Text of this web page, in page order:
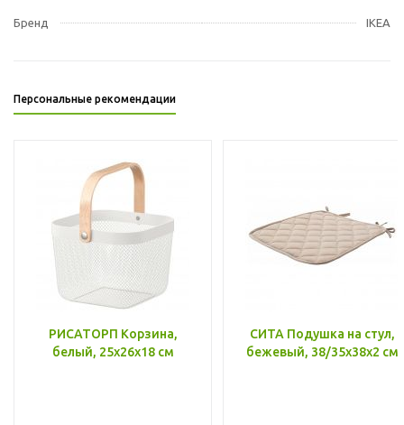
Бренд IKEA
Персональные рекомендации
РИСАТОРП Корзина,
белый, 25x26x18 см
СИТА Подушка на стул,
бежевый, 38/35x38x2 см